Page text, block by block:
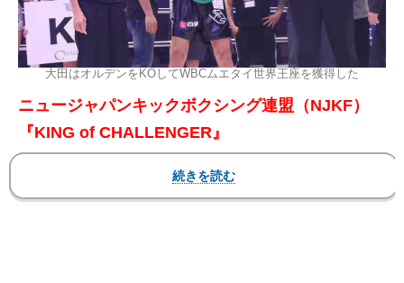
大田はオルデンをKOしてWBCムエタイ世界王座を獲得した
ニュージャパンキックボクシング連盟（NJKF）
『KING of CHALLENGER』
2025年6月8日（日）東京・後楽園ホール
▼第 7 試合 WBC ムエタイ世界フェザー級タイト